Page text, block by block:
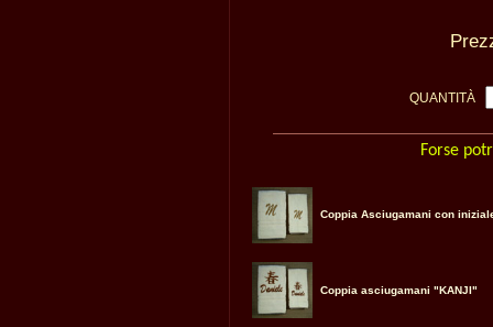
QUANTITÀ
Forse
Coppia Asciugamani con
Coppia asciugamani "KANJI"